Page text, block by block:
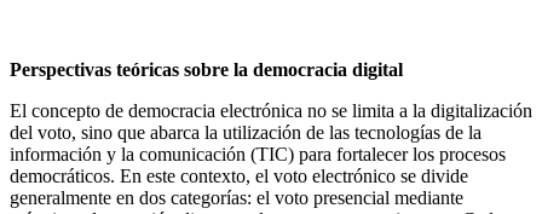
Perspectivas teóricas sobre la democracia digital
El concepto de democracia electrónica no se limita a la digitalización
del voto, sino que abarca la utilización de las tecnologías de la
información y la comunicación (TIC) para fortalecer los procesos
democráticos. En este contexto, el voto electrónico se divide
generalmente en dos categorías: el voto presencial mediante